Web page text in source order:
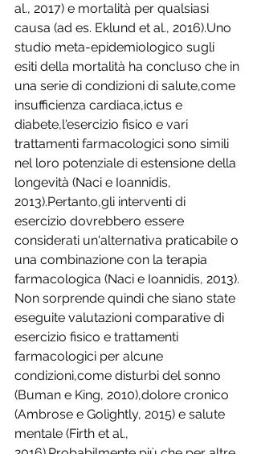
al., 2017) e mortalità per qualsiasi
causa (ad es. Eklund et al., 2016).Uno
studio meta-epidemiologico sugli
esiti della mortalità ha concluso che in
una serie di condizioni di salute,come
insufficienza cardiaca,ictus e
diabete,l'esercizio fisico e vari
trattamenti farmacologici sono simili
nel loro potenziale di estensione della
longevità (Naci e Ioannidis,
2013).Pertanto,gli interventi di
esercizio dovrebbero essere
considerati un'alternativa praticabile o
una combinazione con la terapia
farmacologica (Naci e Ioannidis, 2013).
Non sorprende quindi che siano state
eseguite valutazioni comparative di
esercizio fisico e trattamenti
farmacologici per alcune
condizioni,come disturbi del sonno
(Buman e King, 2010),dolore cronico
(Ambrose e Golightly, 2015) e salute
mentale (Firth et al.,